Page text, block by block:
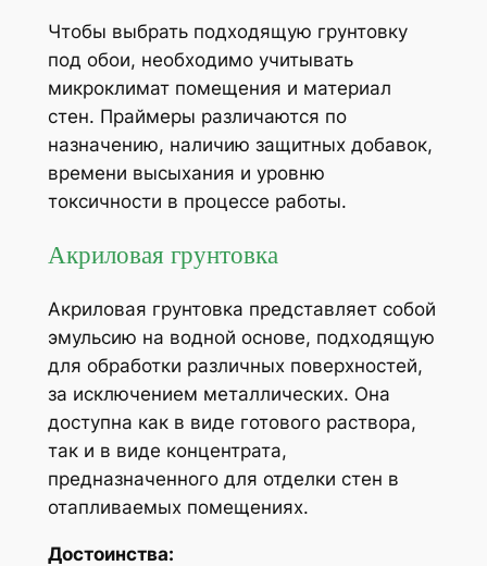
Чтобы выбрать подходящую грунтовку
под обои, необходимо учитывать
микроклимат помещения и материал
стен. Праймеры различаются по
назначению, наличию защитных добавок,
времени высыхания и уровню
токсичности в процессе работы.
Акриловая грунтовка
Акриловая грунтовка представляет собой
эмульсию на водной основе, подходящую
для обработки различных поверхностей,
за исключением металлических. Она
доступна как в виде готового раствора,
так и в виде концентрата,
предназначенного для отделки стен в
отапливаемых помещениях.
Достоинства: